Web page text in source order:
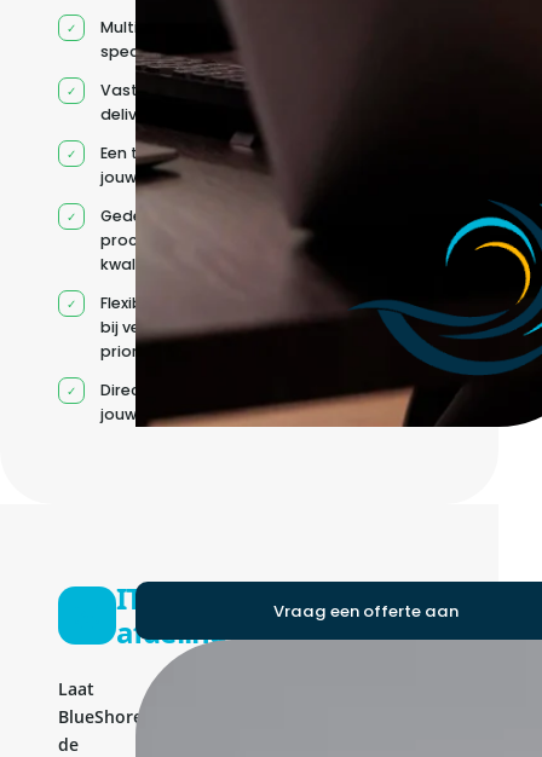
Multidisciplinaire
specialisten
Vaste
deliverycoördinatie
Een team rond
jouw roadmap
Gedeelde
processen en
kwaliteitsnormen
Flexibele capaciteit
bij veranderende
prioriteiten
Direct contact met
jouw team
IT-
afdeling
Laat
BlueShores
de
Vraag een offerte aan